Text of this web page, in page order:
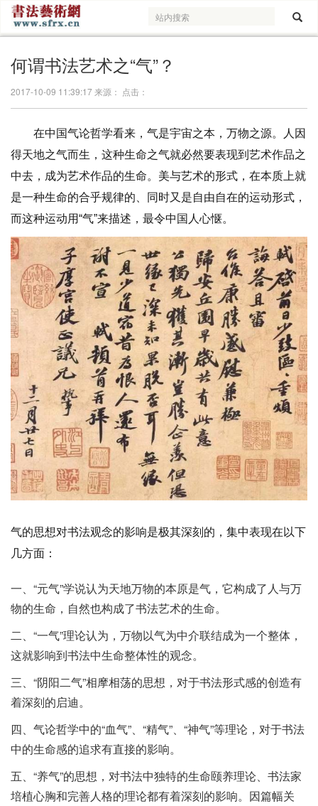
何谓书法艺术之“气”？
2017-10-09 11:39:17 来源： 点击：
在中国气论哲学看来，气是宇宙之本，万物之源。人因
得天地之气而生，这种生命之气就必然要表现到艺术作品之
中去，成为艺术作品的生命。美与艺术的形式，在本质上就
是一种生命的合乎规律的、同时又是自由自在的运动形式，
而这种运动用“气”来描述，最令中国人心惬。
气的思想对书法观念的影响是极其深刻的，集中表现在以下
几方面：
一、“元气”学说认为天地万物的本原是气，它构成了人与万
物的生命，自然也构成了书法艺术的生命。
二、“一气”理论认为，万物以气为中介联结成为一个整体，
这就影响到书法中生命整体性的观念。
三、“阴阳二气”相摩相荡的思想，对于书法形式感的创造有
着深刻的启迪。
四、气论哲学中的“血气”、“精气”、“神气”等理论，对于书法
中的生命感的追求有直接的影响。
五、“养气”的思想，对书法中独特的生命颐养理论、书法家
培植心胸和完善人格的理论都有着深刻的影响。因篇幅关